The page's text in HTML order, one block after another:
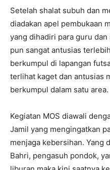
Setelah shalat subuh dan
diadakan apel pembukaan
yang dihadiri para guru
pun sangat antusias
berkumpul di lapangan
terlihat kaget dan antusias
berkumpul dalam satu area.
Kegiatan MOS diawali
Jamil yang mengingatkan
menjaga kebersihan. Yang
Bahri, pengasuh pondok,